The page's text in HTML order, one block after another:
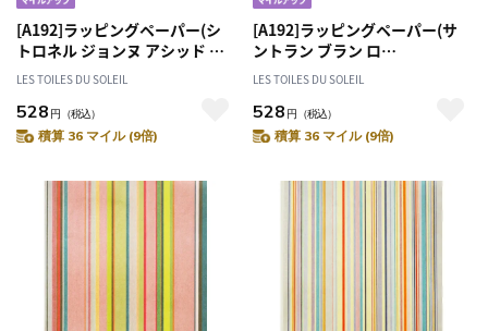
[A192]ラッピングペーパー(シ
トロネル ジョンヌ アシッド タ
ーコイズ/CITRONNELLE
Jaune Acide Turquoise) 包装
紙
LES TOILES DU SOLEIL
528 円 （税込）
積算 36 マイル (9倍)
[A192]ラッピングペーパー(サ
ントラン ブラン ロ
ア/SANTORIN Blanc Roy) 包装
紙
LES TOILES DU SOLEIL
528 円 （税込）
積算 36 マイル (9倍)